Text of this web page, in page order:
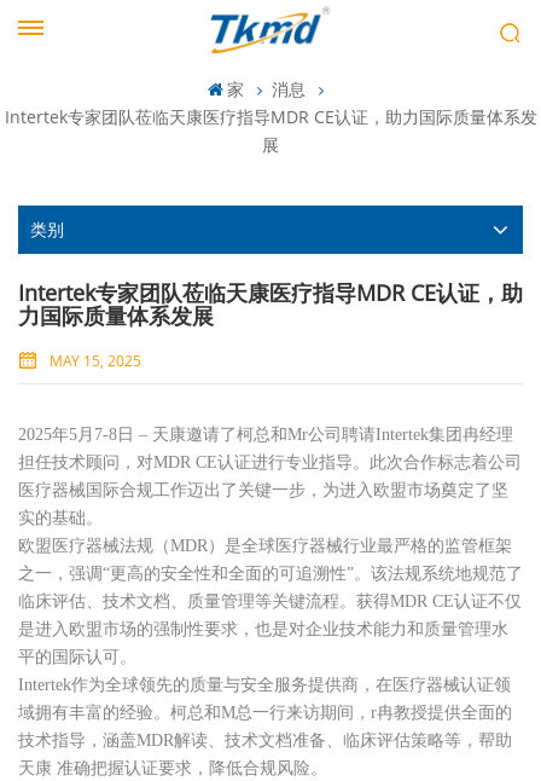
家
消息
Intertek专家团队莅临天康医疗指导MDR CE认证，助力国际质量体系发
展
类别
Intertek专家团队莅临天康医疗指导MDR CE认证，助
力国际质量体系发展
MAY 15, 2025
2025年5月7-8日 – 天康邀请了柯总和Mr公司聘请Intertek集团冉经理
担任技术顾问，对MDR CE认证进行专业指导。此次合作标志着公司
医疗器械国际合规工作迈出了关键一步，为进入欧盟市场奠定了坚
实的基础。
欧盟医疗器械法规（MDR）是全球医疗器械行业最严格的监管框架
之一，强调“更高的安全性和全面的可追溯性”。该法规系统地规范了
临床评估、技术文档、质量管理等关键流程。获得MDR CE认证不仅
是进入欧盟市场的强制性要求，也是对企业技术能力和质量管理水
平的国际认可。
Intertek作为全球领先的质量与安全服务提供商，在医疗器械认证领
域拥有丰富的经验。柯总和M总一行来访期间， r冉教授提供全面的
技术指导，涵盖MDR解读、技术文档准备、临床评估策略等，帮助
天康 准确把握认证要求，降低合规风险。